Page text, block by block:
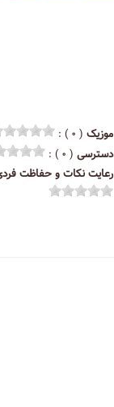
موزیک ( ۰ ) :
دسترسی ( ۰ ) :
رعایت نکات و حفاظت